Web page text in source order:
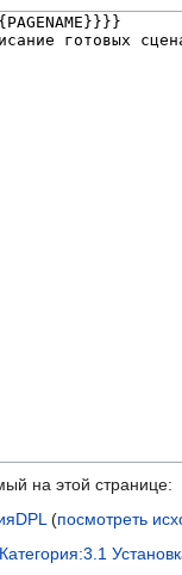
на этой странице:
(посмотреть
Категория:3.1